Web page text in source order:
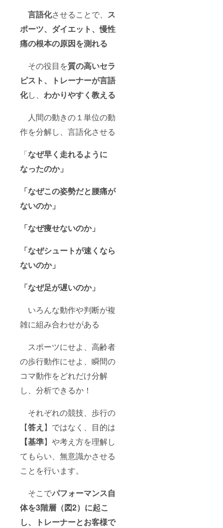
言語化させることで、 ス
ポーツ、ダイエット、慢性
痛の根本の原因を測れる
その役目を質の高いセラ
ピスト、トレーナーが言語
化し、 わかりやすく教える
人間の動きの１単位の動
作を分解し、言語化させる
「なぜ早く走れるように
なったのか」
「なぜこの姿勢だと腰痛が
ないのか」
「なぜ痩せないのか」
「なぜシュートが速くなら
ないのか」
「なぜ足が遅いのか」
いろんな動作や判断が複
雑に組み合わせがある
スポーツにせよ、高齢者
の歩行動作にせよ、瞬間の
コマ動作をどれだけ分解
し、分析できるか！
それぞれの競技、歩行の
【答え 】ではなく、目的は
【基準】や考え方を理解し
てもらい、無意識かさせる
ことを行います。
そこでパフォーマンス自
体を3階層（図2）に起こ
し、トレーナーとお客様で